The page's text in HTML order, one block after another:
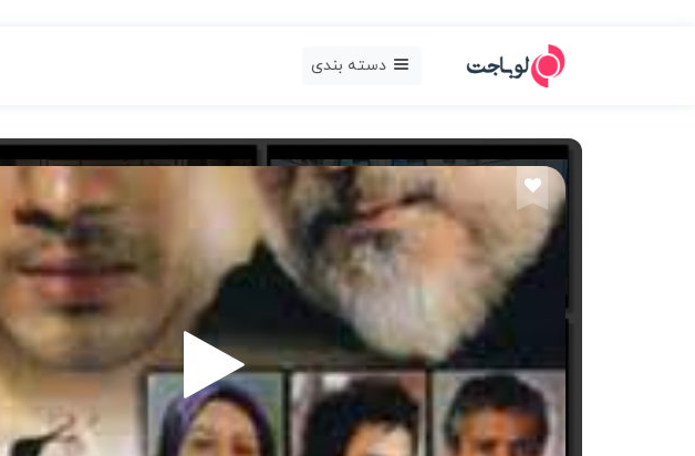
دسته بندی